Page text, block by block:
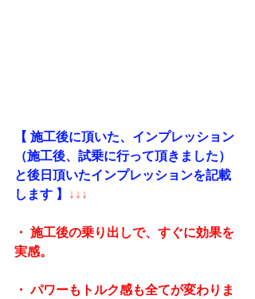
【 施工後に頂いた、インプレッション
（施工後、試乗に行って頂きました）
と後日頂いたインプレッションを記載
します 】
↓↓↓
・ 施工後の乗り出しで、すぐに効果を
実感。
・ パワーもトルク感も全てが変わりま